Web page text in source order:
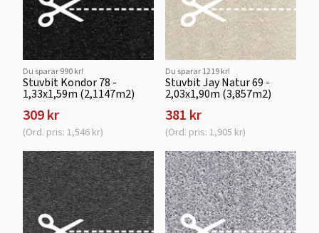
Du sparar 990 kr!
Stuvbit Kondor 78 -
1,33x1,59m (2,1147m2)
309 kr
(Ord. pris: 1,546 kr)
Du sparar 1219 kr!
Stuvbit Jay Natur 69 -
2,03x1,90m (3,857m2)
381 kr
(Ord. pris: 1,905 kr)